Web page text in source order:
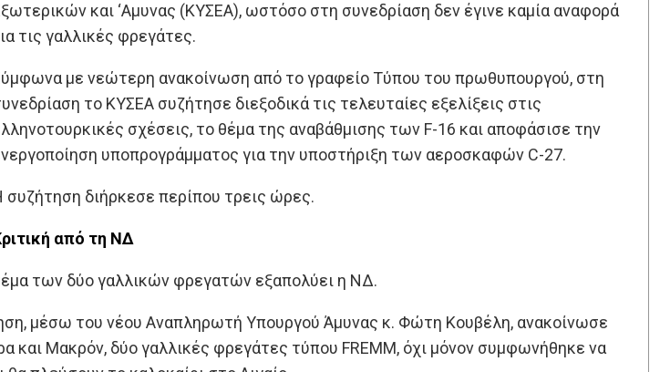
και ‘Αμυνας (ΚΥΣΕΑ), ωστόσο στη συνεδρίαση δεν έγινε καμία αναφορά
τις γαλλικές φρεγάτες.
με νεώτερη ανακοίνωση από το γραφείο Τύπου του πρωθυπουργού, στη
το ΚΥΣΕΑ συζήτησε διεξοδικά τις τελευταίες εξελίξεις στις
σχέσεις, το θέμα της αναβάθμισης των F-16 και αποφάσισε την
υποπρογράμματος για την υποστήριξη των αεροσκαφών C-27.
συζήτηση διήρκεσε περίπου τρεις ώρες.
από τη ΝΔ
των δύο γαλλικών φρεγατών εξαπολύει η ΝΔ.
μέσω του νέου Αναπληρωτή Υπουργού Άμυνας κ. Φώτη Κουβέλη, ανακοίνωσε
και Μακρόν, δύο γαλλικές φρεγάτες τύπου FREMΜ, όχι μόνον συμφωνήθηκε να